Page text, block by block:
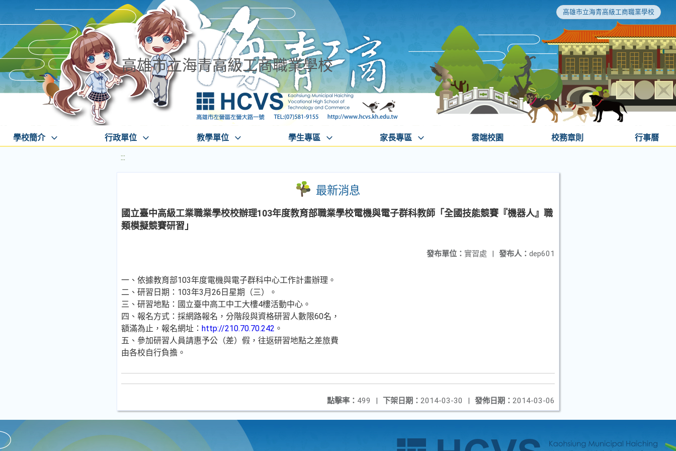
高雄市立海青高級工商職業學校
高雄市立海青高級工商職業學校
學校簡介 行政單位 教學單位 學生專區 家長專區 雲端校園 校務章則 行事曆
:::
最新消息
國立臺中高級工業職業學校校辦理103年度教育部職業學校電機與電子群科教師「全國技能競賽『機器人』職
類模擬競賽研習」
發布人： dep601
發布單位： 實習處 |
一、依據教育部103年度電機與電子群科中心工作計畫辦理。
二、研習日期：103年3月26日星期（三）。
三、研習地點：國立臺中高工中工大樓4樓活動中心。
四、報名方式：採網路報名，分階段與資格研習人數限60名，
額滿為止，報名網址： http://210.70.70.242 。
五、參加研習人員請惠予公（差）假，往返研習地點之差旅費
由各校自行負擔。
發佈日期： 2014-03-06
下架日期： 2014-03-30 |
點擊率： 499 |